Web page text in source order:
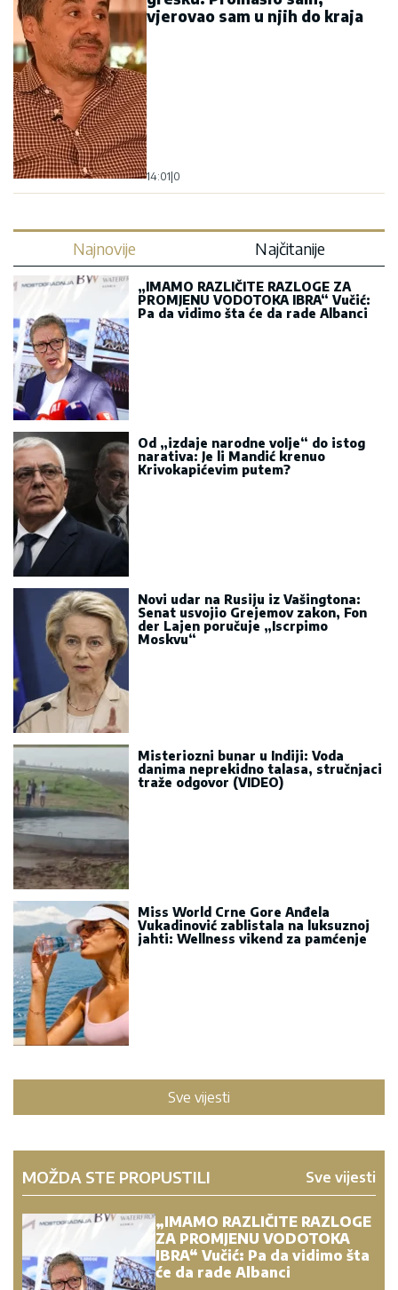
vjerovao sam u njih do kraja
14:01 0
Najnovije Najčitanije
„IMAMO RAZLIČITE RAZLOGE ZA
PROMJENU VODOTOKA IBRA“ Vučić:
Pa da vidimo šta će da rade Albanci
Od „izdaje narodne volje“ do istog
narativa: Je li Mandić krenuo
Krivokapićevim putem?
Novi udar na Rusiju iz Vašingtona:
Senat usvojio Grejemov zakon, Fon
der Lajen poručuje „Iscrpimo
Moskvu“
Misteriozni bunar u Indiji: Voda
danima neprekidno talasa, stručnjaci
traže odgovor (VIDEO)
Miss World Crne Gore Anđela
Vukadinović zablistala na luksuznoj
jahti: Wellness vikend za pamćenje
Sve vijesti
MOŽDA STE PROPUSTILI Sve vijesti
„IMAMO RAZLIČITE RAZLOGE
ZA PROMJENU VODOTOKA
IBRA“ Vučić: Pa da vidimo šta
će da rade Albanci